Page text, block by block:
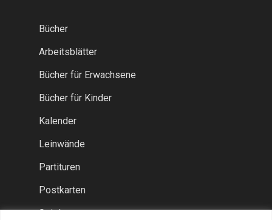
Bücher
Arbeitsblätter
Bücher für Erwachsene
Bücher für Kinder
Kalender
Leinwände
Partituren
Postkarten
Spiele